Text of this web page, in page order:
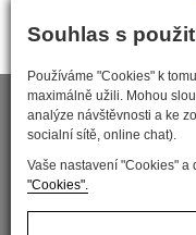
Souhlas s
Používáme "Cookies" k
maximálně užili. Mohou
analýze návštěvnosti a ke
socialní sítě, online chat).
Vaše nastavení "Cookies" a
"Cookies".